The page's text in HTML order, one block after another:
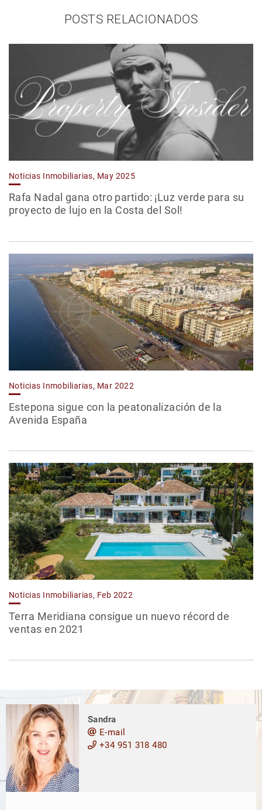
POSTS RELACIONADOS
Noticias Inmobiliarias, May 2025
Rafa Nadal gana otro partido: ¡Luz verde para su
proyecto de lujo en la Costa del Sol!
Noticias Inmobiliarias, Mar 2022
Estepona sigue con la peatonalización de la
Avenida España
Noticias Inmobiliarias, Feb 2022
Terra Meridiana consigue un nuevo récord de
ventas en 2021
Sandra
E-mail
+34 951 318 480